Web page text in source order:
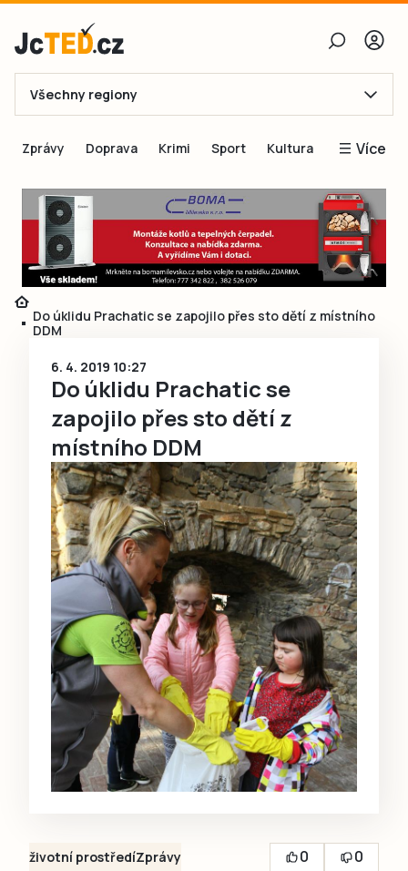
E-mail
Obnovit heslo
Přihlásit se
Všechny regiony
Zprávy Doprava Krimi Sport Kultura Více
Blogy
Inspirace
Čtenáři píší
Speciální přílohy
Do úklidu Prachatic se zapojilo přes sto dětí z místního
DDM
6. 4. 2019 10:27
Do úklidu Prachatic se
zapojilo přes sto dětí z
místního DDM
životní prostředíZprávy 0
0